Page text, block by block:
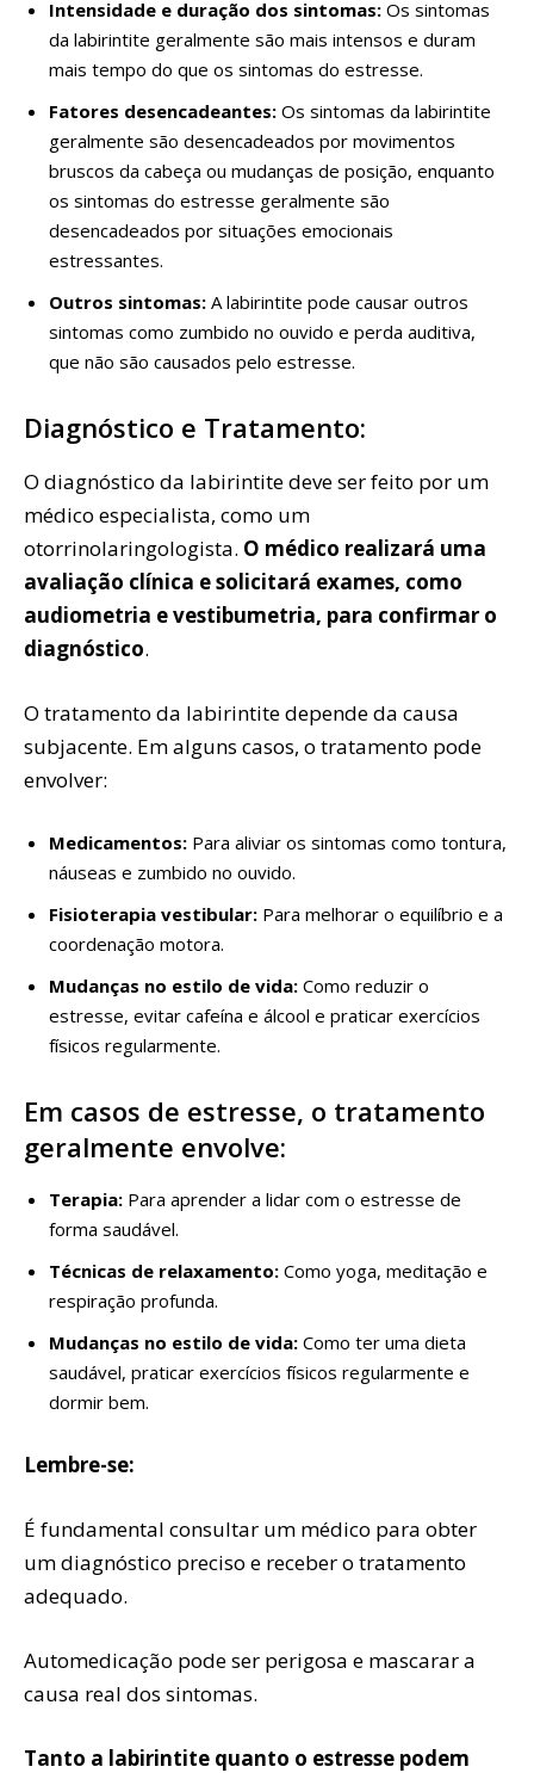
Intensidade e duração dos sintomas: Os sintomas
da labirintite geralmente são mais intensos e duram
mais tempo do que os sintomas do estresse.
Fatores desencadeantes: Os sintomas da labirintite
geralmente são desencadeados por movimentos
bruscos da cabeça ou mudanças de posição, enquanto
os sintomas do estresse geralmente são
desencadeados por situações emocionais
estressantes.
Outros sintomas: A labirintite pode causar outros
sintomas como zumbido no ouvido e perda auditiva,
que não são causados pelo estresse.
Diagnóstico e Tratamento:
O diagnóstico da labirintite deve ser feito por um
médico especialista, como um
otorrinolaringologista. O médico realizará uma
avaliação clínica e solicitará exames, como
audiometria e vestibumetria, para confirmar o
diagnóstico.
O tratamento da labirintite depende da causa
subjacente. Em alguns casos, o tratamento pode
envolver:
Medicamentos: Para aliviar os sintomas como tontura,
náuseas e zumbido no ouvido.
Fisioterapia vestibular: Para melhorar o equilíbrio e a
coordenação motora.
Mudanças no estilo de vida: Como reduzir o
estresse, evitar cafeína e álcool e praticar exercícios
físicos regularmente.
Em casos de estresse, o tratamento
geralmente envolve:
Terapia: Para aprender a lidar com o estresse de
forma saudável.
Técnicas de relaxamento: Como yoga, meditação e
respiração profunda.
Mudanças no estilo de vida: Como ter uma dieta
saudável, praticar exercícios físicos regularmente e
dormir bem.
Lembre-se:
É fundamental consultar um médico para obter
um diagnóstico preciso e receber o tratamento
adequado.
Automedicação pode ser perigosa e mascarar a
causa real dos sintomas.
Tanto a labirintite quanto o estresse podem